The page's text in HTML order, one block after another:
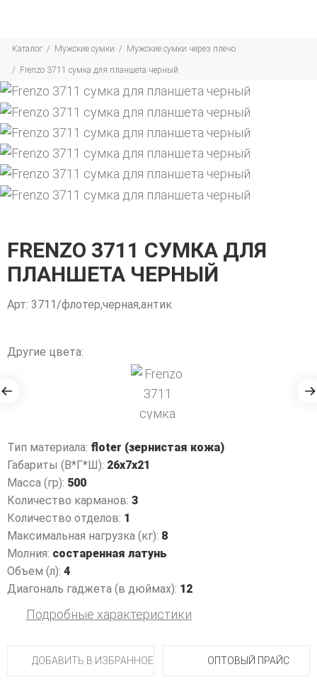
Каталог Мужские сумки Мужские сумки через плечо
Frenzo 3711 сумка для планшета черный
FRENZO 3711 СУМКА ДЛЯ
ПЛАНШЕТА ЧЕРНЫЙ
Арт: 3711/флотер,черная,антик
Другие цвета:
Тип материала: floter (зернистая кожа)
Габариты (В*Г*Ш): 26x7x21
Масса (гр): 500
Количество карманов: 3
Количество отделов: 1
Максимальная нагрузка (кг): 8
Молния: состаренная латунь
Объем (л): 4
Диагональ гаджета (в дюймах): 12
Подробные характеристики
ДОБАВИТЬ В ИЗБРАННОЕ ОПТОВЫЙ ПРАЙС